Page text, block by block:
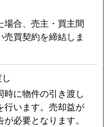
場合、売主・買主間
買契約を締結しま
に物件の引き渡し
行います。売却益が
必要となります。